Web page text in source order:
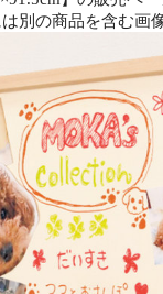
別の商品を含む画